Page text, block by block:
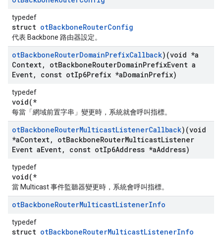
typedef
struct otBackboneRouterConfig
代表 Backbone 路由器設定。
otBackboneRouterDomainPrefixCallback)(void *a
Context, otBackboneRouterDomainPrefixEvent a
Event, const otIp6Prefix *aDomainPrefix)
typedef
void(*
每當「網域前置字串」變更時，系統就會呼叫指標。
otBackboneRouterMulticastListenerCallback)(void
*aContext, otBackboneRouterMulticastListener
Event aEvent, const otIp6Address *aAddress)
typedef
void(*
當 Multicast 事件監聽器變更時，系統會呼叫指標。
otBackboneRouterMulticastListenerInfo
typedef
struct otBackboneRouterMulticastListenerInfo